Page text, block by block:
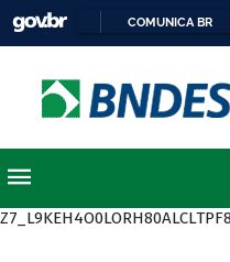
COMUNICA BR